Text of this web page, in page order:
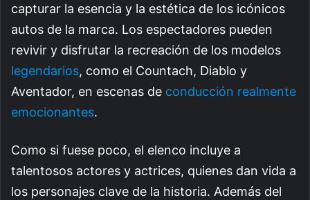
capturar la esencia y la estética de los icónicos
autos de la marca. Los espectadores pueden
revivir y disfrutar la recreación de los modelos
legendarios, como el Countach, Diablo y
Aventador, en escenas de conducción realmente
emocionantes.
Como si fuese poco, el elenco incluye a
talentosos actores y actrices, quienes dan vida a
los personajes clave de la historia. Además del